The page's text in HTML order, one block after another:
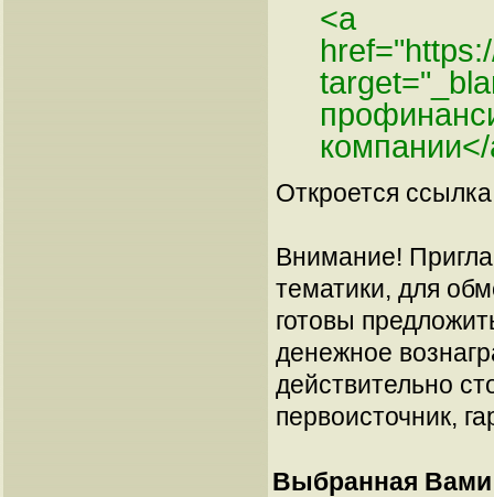
<a
Откроется
Внимание!
тематики, для
готовы
денежное
действительно
первоисточник,
Выбранная Вами